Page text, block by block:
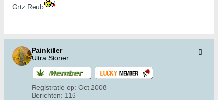
Grtz Reub
Painkiller
Ultra Stoner
Registratie op: Oct 2008
Berichten: 116